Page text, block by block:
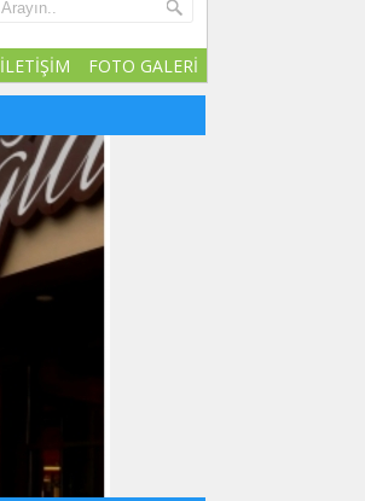
İLETİŞİM FOTO GALERİ